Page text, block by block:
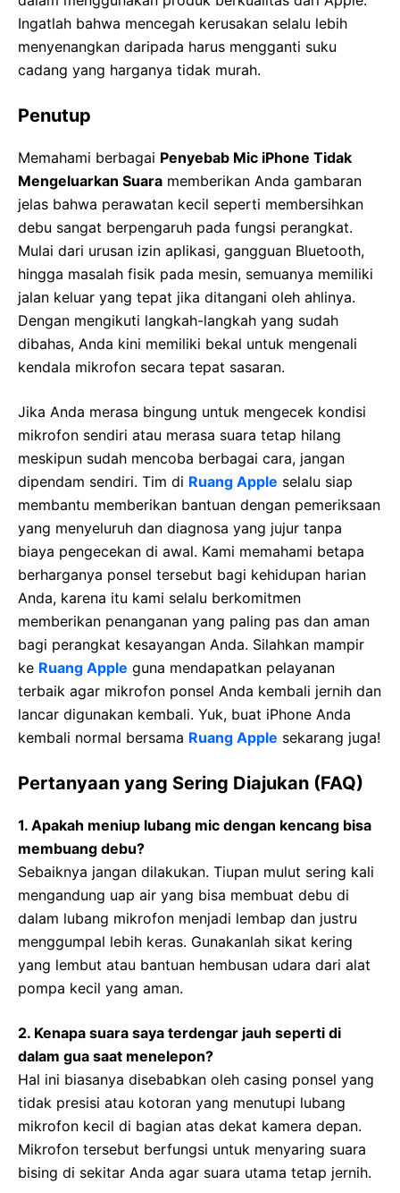
Ingatlah bahwa mencegah kerusakan selalu lebih
menyenangkan daripada harus mengganti suku
cadang yang harganya tidak murah.
Penutup
Memahami berbagai Penyebab Mic iPhone Tidak
Mengeluarkan Suara memberikan Anda gambaran
jelas bahwa perawatan kecil seperti membersihkan
debu sangat berpengaruh pada fungsi perangkat.
Mulai dari urusan izin aplikasi, gangguan Bluetooth,
hingga masalah fisik pada mesin, semuanya memiliki
jalan keluar yang tepat jika ditangani oleh ahlinya.
Dengan mengikuti langkah-langkah yang sudah
dibahas, Anda kini memiliki bekal untuk mengenali
kendala mikrofon secara tepat sasaran.
Jika Anda merasa bingung untuk mengecek kondisi
mikrofon sendiri atau merasa suara tetap hilang
meskipun sudah mencoba berbagai cara, jangan
dipendam sendiri. Tim di Ruang Apple selalu siap
membantu memberikan bantuan dengan pemeriksaan
yang menyeluruh dan diagnosa yang jujur tanpa
biaya pengecekan di awal. Kami memahami betapa
berharganya ponsel tersebut bagi kehidupan harian
Anda, karena itu kami selalu berkomitmen
memberikan penanganan yang paling pas dan aman
bagi perangkat kesayangan Anda. Silahkan mampir
ke Ruang Apple guna mendapatkan pelayanan
terbaik agar mikrofon ponsel Anda kembali jernih dan
lancar digunakan kembali. Yuk, buat iPhone Anda
kembali normal bersama Ruang Apple sekarang juga!
Pertanyaan yang Sering Diajukan (FAQ)
1. Apakah meniup lubang mic dengan kencang bisa
membuang debu?
Sebaiknya jangan dilakukan. Tiupan mulut sering kali
mengandung uap air yang bisa membuat debu di
dalam lubang mikrofon menjadi lembap dan justru
menggumpal lebih keras. Gunakanlah sikat kering
yang lembut atau bantuan hembusan udara dari alat
pompa kecil yang aman.
2. Kenapa suara saya terdengar jauh seperti di
dalam gua saat menelepon?
Hal ini biasanya disebabkan oleh casing ponsel yang
tidak presisi atau kotoran yang menutupi lubang
mikrofon kecil di bagian atas dekat kamera depan.
Mikrofon tersebut berfungsi untuk menyaring suara
bising di sekitar Anda agar suara utama tetap jernih.